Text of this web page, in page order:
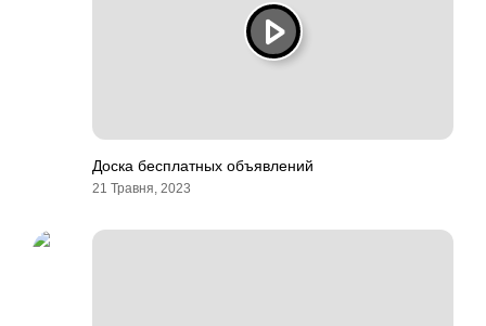
Доска бесплатных объявлений
21 Травня, 2023